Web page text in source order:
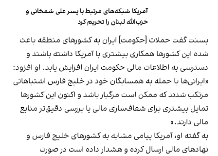
آمریکا شبکه‌های مرتبط با پسر علی شمخانی و
حزب‌الله لبنان را تحریم کرد
بسنت گفت حملات [حکومت] ایران به کشورهای منطقه باعث
شده این کشورها همکاری بیشتری با آمریکا داشته باشند و
دسترسی به اطلاعات مالی حکومت ایران افزایش یابد. او افزود:
«ایرانی‌ها با حمله به همسایگان خود در خلیج فارس اشتباهاتی
مرتکب شدند که ممکن است مرگبار باشد و اکنون این کشورها
تمایل بیشتری برای شفاف‌سازی مالی یا بررسی دقیق‌تر منابع
مالی دارند.»
به گفته او، آمریکا پیامی مشابه به کشورهای خلیج فارس و
نهادهای مالی ارسال کرده و هشدار داده است در صورت